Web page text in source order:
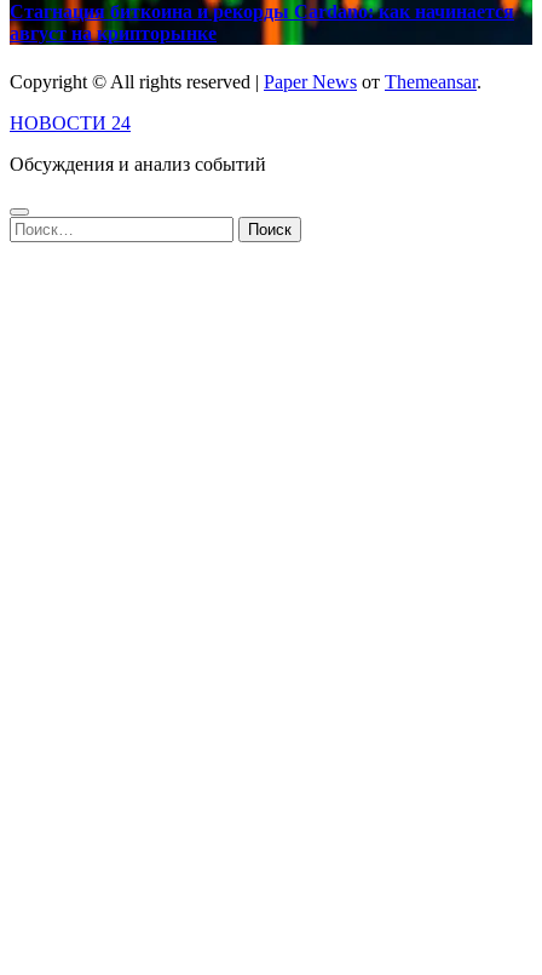
Стагнация биткоина и рекорды Cardano: как начинается
август на крипторынке
Copyright © All rights reserved | Paper News от Themeansar.
НОВОСТИ 24
Обсуждения и анализ событий
Найти: